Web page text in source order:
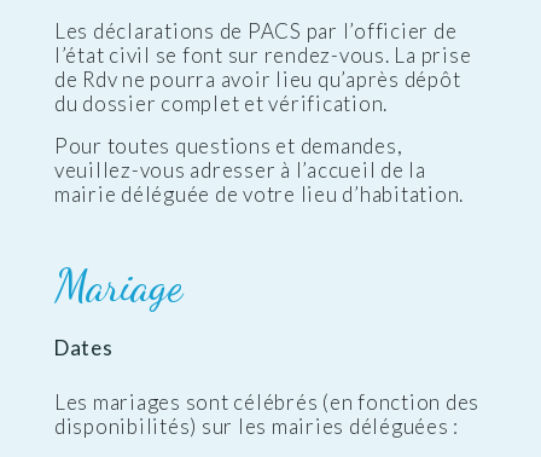
Les déclarations de PACS par l’officier de
l’état civil se font sur rendez-vous. La prise
de Rdv ne pourra avoir lieu qu’après dépôt
du dossier complet et vérification.
Pour toutes questions et demandes,
veuillez-vous adresser à l’accueil de la
mairie déléguée de votre lieu d’habitation.
Mariage
Dates
Les mariages sont célébrés (en fonction des
disponibilités) sur les mairies déléguées :